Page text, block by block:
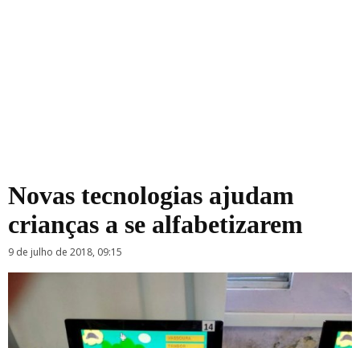
Novas tecnologias ajudam
crianças a se alfabetizarem
9 de julho de 2018, 09:15